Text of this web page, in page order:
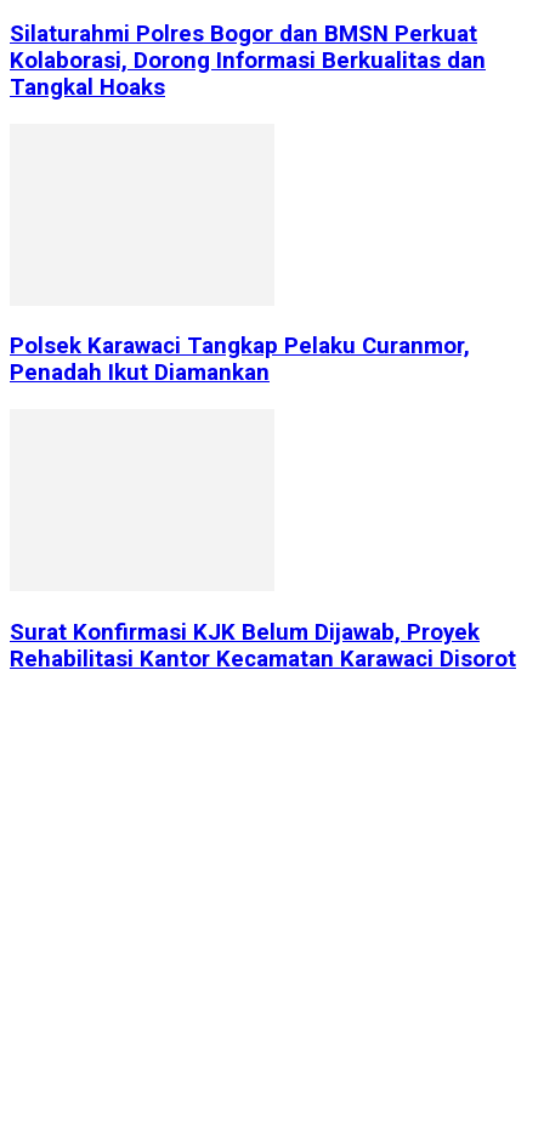
Silaturahmi Polres Bogor dan BMSN Perkuat
Kolaborasi, Dorong Informasi Berkualitas dan
Tangkal Hoaks
Polsek Karawaci Tangkap Pelaku Curanmor,
Penadah Ikut Diamankan
Surat Konfirmasi KJK Belum Dijawab, Proyek
Rehabilitasi Kantor Kecamatan Karawaci Disorot